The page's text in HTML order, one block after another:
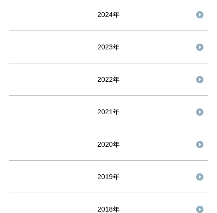
2024年
2023年
2022年
2021年
2020年
2019年
2018年